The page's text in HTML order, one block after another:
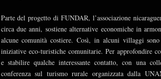
Parte del progetto di FUNDAR, l’associazione
circa due anni, sostiene alternative economiche in
alcune comunità costiere. Così, in alcuni villaggi
iniziative eco-turistiche comunitarie. Per approfondire
e stabilire qualche interessante contatto, con una
conferenza sul turismo rurale organizzata dalla